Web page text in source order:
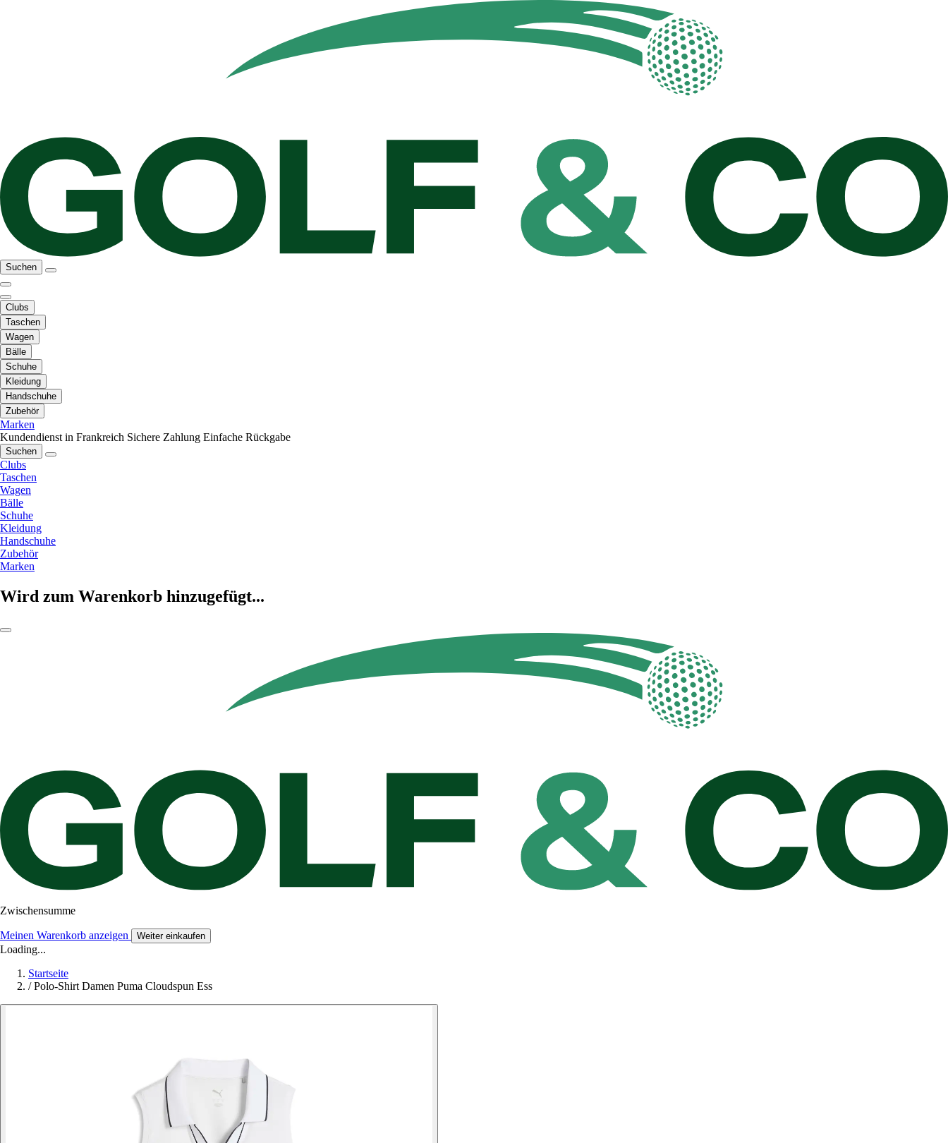
Suchen
Clubs
Taschen
Wagen
Bälle
Schuhe
Kleidung
Handschuhe
Zubehör
Marken
Kundendienst in Frankreich Sichere Zahlung Einfache Rückgabe
Suchen
Clubs
Taschen
Wagen
Bälle
Schuhe
Kleidung
Handschuhe
Zubehör
Marken
Wird zum Warenkorb hinzugefügt...
Zwischensumme
Meinen Warenkorb anzeigen Weiter einkaufen
Loading...
Startseite
/ Polo-Shirt Damen Puma Cloudspun Ess